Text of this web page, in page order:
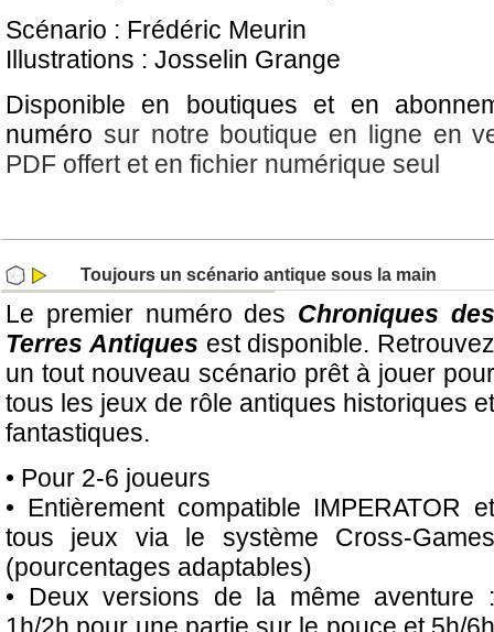
Scénario : Frédéric Meurin
Illustrations : Josselin Grange
Disponible en boutiques et en
numéro sur notre boutique en ligne en
PDF offert et en fichier numérique seul
Toujours un scénario antique sous la main
Le premier numéro des Chroniques
Terres Antiques est disponible. Retrouvez
un tout nouveau scénario prêt à jouer pour
tous les jeux de rôle antiques historiques et
fantastiques.
• Pour 2-6 joueurs
• Entièrement compatible IMPERATOR et
tous jeux via le système Cross-Games
(pourcentages adaptables)
• Deux versions de la même aventure :